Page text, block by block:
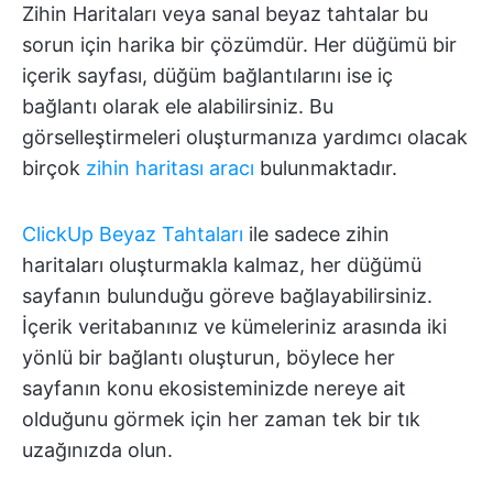
Zihin Haritaları veya sanal beyaz tahtalar bu
sorun için harika bir çözümdür. Her düğümü bir
içerik sayfası, düğüm bağlantılarını ise iç
bağlantı olarak ele alabilirsiniz. Bu
görselleştirmeleri oluşturmanıza yardımcı olacak
birçok zihin haritası aracı bulunmaktadır.
ClickUp Beyaz Tahtaları ile sadece zihin
haritaları oluşturmakla kalmaz, her düğümü
sayfanın bulunduğu göreve bağlayabilirsiniz.
İçerik veritabanınız ve kümeleriniz arasında iki
yönlü bir bağlantı oluşturun, böylece her
sayfanın konu ekosisteminizde nereye ait
olduğunu görmek için her zaman tek bir tık
uzağınızda olun.